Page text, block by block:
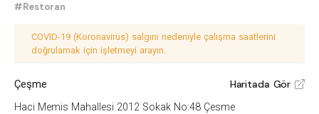
#Restoran
COVID-19 (Koronavirüs) salgını nedeniyle çalışma saatlerini
doğrulamak için işletmeyi arayın.
Çeşme Haritada Gör V
Haci Memis Mahallesi 2012 Sokak No:48 Çesme